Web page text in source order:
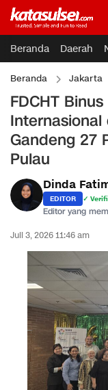
Beranda Daerah
Beranda Jakarta
FDCHT
Internasional
Gandeng 27
Pulau
Dinda
EDITOR ✓
Editor yang
Juli 3, 2026 11:46 am